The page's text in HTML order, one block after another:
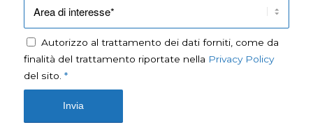
Autorizzo al trattamento dei dati forniti, come da
finalità del trattamento riportate nella Privacy Policy
del sito. *